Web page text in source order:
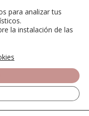
para analizar tus
la instalación de las